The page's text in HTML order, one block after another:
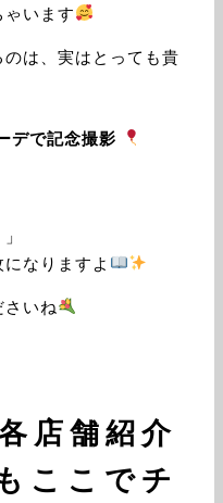
います
は、実はとっても貴
デで記念撮影
なりますよ
いね
店舗紹介
ここでチ